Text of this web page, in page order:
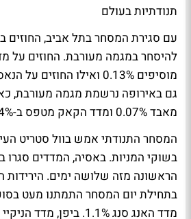
תנודתיות בעולם
עם סגירת המסחר בתל אביב, החוזים
להיסחר במגמה מעורבת. החוזים על
גם באירופה נרשמת מגמה מעורבת,
מאבד 0.07% ומדד הקאק מטפס ב-0.34%.
המסחר התנודתי אמש בוול סטריט
בשוקי המניות. באסיה, המדדים סגרו
הראשונה מזה שלושה ימים.
בתחילת יום המסחר התמתנו מעט